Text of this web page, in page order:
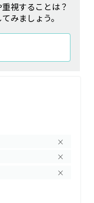
視することは？
みましょう。
×
×
×